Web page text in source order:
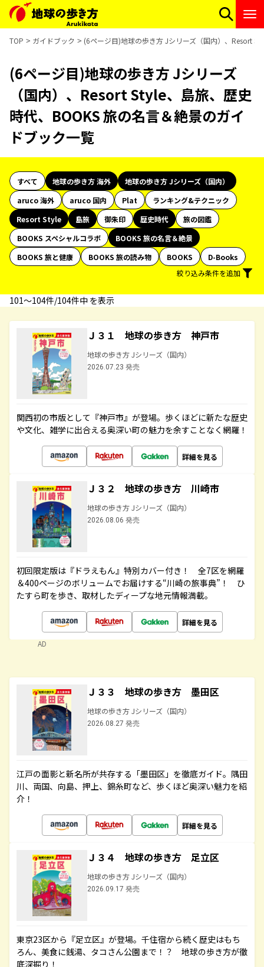
TOP ガイドブック (6ページ目)地球の歩き方 Jシリーズ（国内）、Resort
(6ページ目)地球の歩き方 Jシリーズ
（国内）、Resort Style、島旅、歴史
時代、BOOKS 旅の名言＆絶景のガイ
ドブック一覧
すべて 地球の歩き方 海外
地球の歩き方 Jシリーズ（国内）
aruco 海外
aruco 国内 Plat
ランキング&テクニック
Resort Style
島旅 御朱印 歴史時代
旅の図鑑
BOOKS スペシャルコラボ
BOOKS 旅の名言＆絶景
BOOKS 旅と健康
BOOKS 旅の読み物 BOOKS
D-Books
絞り込み条件を追加
101〜104件/104件中 を表示
Ｊ３１ 地球の歩き方 神戸市
地球の歩き方 Jシリーズ（国内）
2026.07.23 発売
関西初の市版として『神戸市』が登場。歩くほどに新たな歴史
や文化、雑学に出合える奥深い町の魅力を余すことなく網羅！
詳細を見る
Ｊ３２ 地球の歩き方 川崎市
地球の歩き方 Jシリーズ（国内）
2026.08.06 発売
初回限定版は『ドラえもん』特別カバー付き！ 全7区を網羅
＆400ページのボリュームでお届けする“川崎の旅事典”！ ひ
たすら町を歩き、取材したディープな地元情報満載。
詳細を見る
AD
Ｊ３３ 地球の歩き方 墨田区
地球の歩き方 Jシリーズ（国内）
2026.08.27 発売
江戸の面影と新名所が共存する「墨田区」を徹底ガイド。隅田
川、両国、向島、押上、錦糸町など、歩くほど奥深い魅力を紹
介！
詳細を見る
Ｊ３４ 地球の歩き方 足立区
地球の歩き方 Jシリーズ（国内）
2026.09.17 発売
東京23区から『足立区』が登場。千住宿から続く歴史はもち
ろん、美食に銭湯、タコさん公園まで！？ 地球の歩き方が徹
底深掘り！